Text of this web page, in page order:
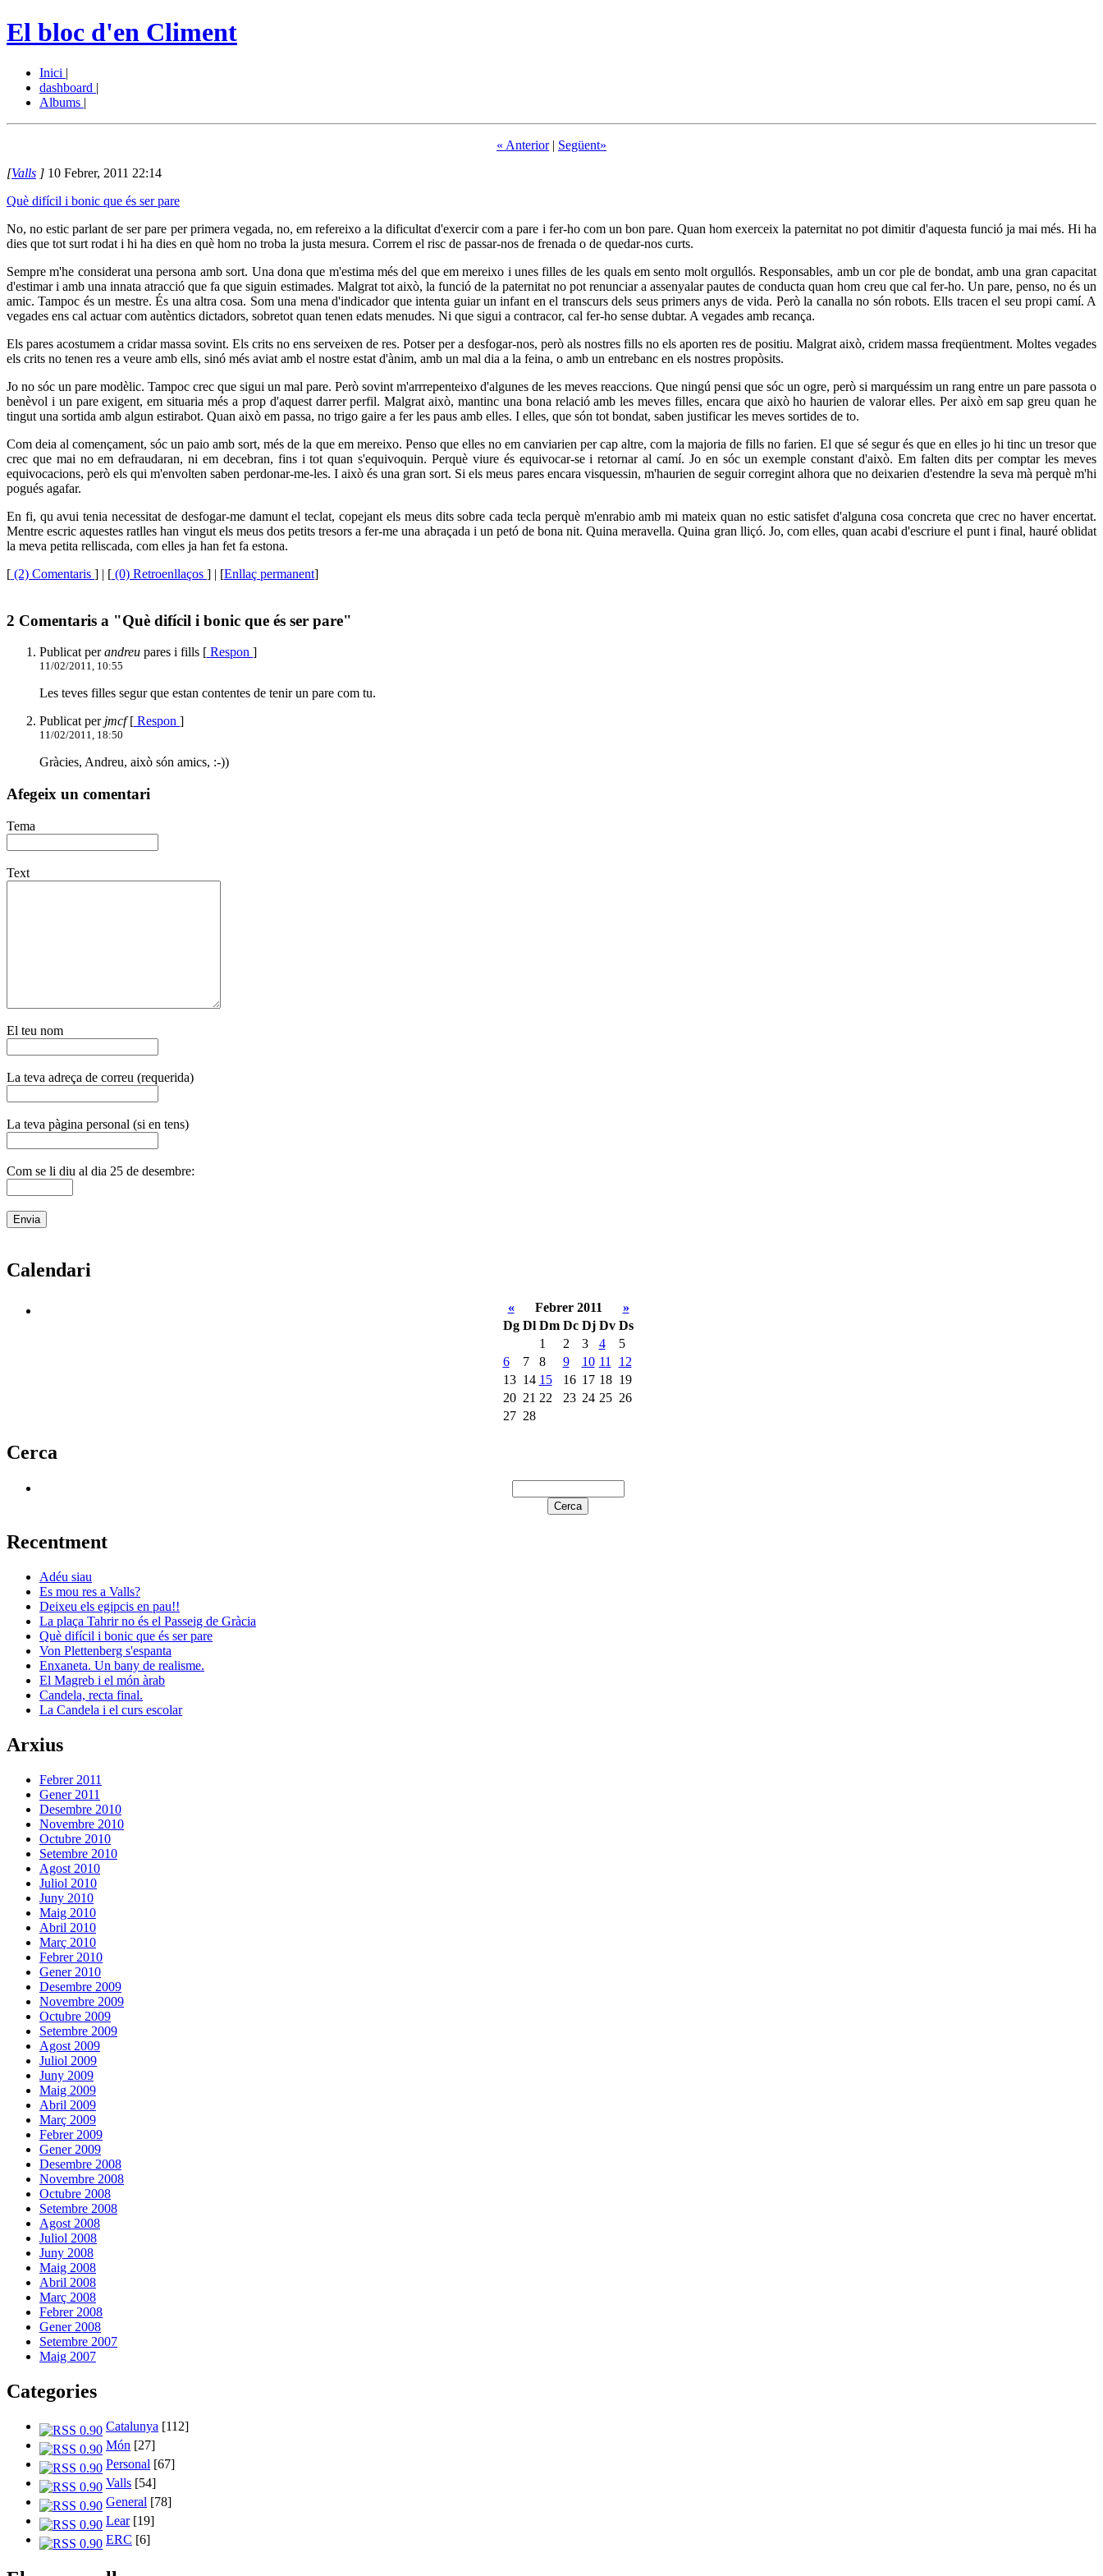
El bloc d'en Climent
Inici |
dashboard |
Albums |
« Anterior| Següent»
[Valls ] 10 Febrer, 2011 22:14
Què difícil i bonic que és ser pare
No, no estic parlant de ser pare per primera vegada, no, em refereixo a la dificultat d'exercir com a pare i fer-ho com un bon pare. Quan hom exerceix la paternitat no pot dimitir d'aquesta funció ja mai més. Hi ha
dies que tot surt rodat i hi ha dies en què hom no troba la justa mesura. Correm el risc de passar-nos de frenada o de quedar-nos curts.
Sempre m'he considerat una persona amb sort. Una dona que m'estima més del que em mereixo i unes filles de les quals em sento molt orgullós. Responsables, amb un cor ple de bondat, amb una gran capacitat
d'estimar i amb una innata atracció que fa que siguin estimades. Malgrat tot això, la funció de la paternitat no pot renunciar a assenyalar pautes de conducta quan hom creu que cal fer-ho. Un pare, penso, no és un
amic. Tampoc és un mestre. És una altra cosa. Som una mena d'indicador que intenta guiar un infant en el transcurs dels seus primers anys de vida. Però la canalla no són robots. Ells tracen el seu propi camí. A
vegades ens cal actuar com autèntics dictadors, sobretot quan tenen edats menudes. Ni que sigui a contracor, cal fer-ho sense dubtar. A vegades amb recança.
Els pares acostumem a cridar massa sovint. Els crits no ens serveixen de res. Potser per a desfogar-nos, però als nostres fills no els aporten res de positiu. Malgrat això, cridem massa freqüentment. Moltes vegades
els crits no tenen res a veure amb ells, sinó més aviat amb el nostre estat d'ànim, amb un mal dia a la feina, o amb un entrebanc en els nostres propòsits.
Jo no sóc un pare modèlic. Tampoc crec que sigui un mal pare. Però sovint m'arrrepenteixo d'algunes de les meves reaccions. Que ningú pensi que sóc un ogre, però si marquéssim un rang entre un pare passota o
benèvol i un pare exigent, em situaria més a prop d'aquest darrer perfil. Malgrat això, mantinc una bona relació amb les meves filles, encara que això ho haurien de valorar elles. Per això em sap greu quan he
tingut una sortida amb algun estirabot. Quan això em passa, no trigo gaire a fer les paus amb elles. I elles, que són tot bondat, saben justificar les meves sortides de to.
Com deia al començament, sóc un paio amb sort, més de la que em mereixo. Penso que elles no em canviarien per cap altre, com la majoria de fills no farien. El que sé segur és que en elles jo hi tinc un tresor que
crec que mai no em defraudaran, ni em decebran, fins i tot quan s'equivoquin. Perquè viure és equivocar-se i retornar al camí. Jo en sóc un exemple constant d'això. Em falten dits per comptar les meves
equivocacions, però els qui m'envolten saben perdonar-me-les. I això és una gran sort. Si els meus pares encara visquessin, m'haurien de seguir corregint alhora que no deixarien d'estendre la seva mà perquè m'hi
pogués agafar.
En fi, qu avui tenia necessitat de desfogar-me damunt el teclat, copejant els meus dits sobre cada tecla perquè m'enrabio amb mi mateix quan no estic satisfet d'alguna cosa concreta que crec no haver encertat.
Mentre escric aquestes ratlles han vingut els meus dos petits tresors a fer-me una abraçada i un petó de bona nit. Quina meravella. Quina gran lliçó. Jo, com elles, quan acabi d'escriure el punt i final, hauré oblidat
la meva petita relliscada, com elles ja han fet fa estona.
[ (2) Comentaris ] | [ (0) Retroenllaços ] | [Enllaç permanent]
2 Comentaris a "Què difícil i bonic que és ser pare"
Publicat perandreu pares i fills [ Respon ]
11/02/2011, 10:55
Les teves filles segur que estan contentes de tenir un pare com tu.
Publicat per jmcf [ Respon ]
11/02/2011, 18:50
Gràcies, Andreu, això són amics, :-))
Afegeix un comentari
Tema
Text
El teu nom
La teva adreça de correu (requerida)
La teva pàgina personal (si en tens)
Com se li diu al dia 25 de desembre:
Calendari
« Febrer 2011
»
Dg Dl Dm Dc Dj Dv Ds
1
2 3 4
5
6
7 8 9 10 11
12
13 14 15 16 17 18 19
20 21 22 23 24 25 26
27 28
Cerca
Recentment
Adéu siau
Es mou res a Valls?
Deixeu els egipcis en pau!!
La plaça Tahrir no és el Passeig de Gràcia
Què difícil i bonic que és ser pare
Von Plettenberg s'espanta
Enxaneta. Un bany de realisme.
El Magreb i el món àrab
Candela, recta final.
La Candela i el curs escolar
Arxius
Febrer 2011
Gener 2011
Desembre 2010
Novembre 2010
Octubre 2010
Setembre 2010
Agost 2010
Juliol 2010
Juny 2010
Maig 2010
Abril 2010
Març 2010
Febrer 2010
Gener 2010
Desembre 2009
Novembre 2009
Octubre 2009
Setembre 2009
Agost 2009
Juliol 2009
Juny 2009
Maig 2009
Abril 2009
Març 2009
Febrer 2009
Gener 2009
Desembre 2008
Novembre 2008
Octubre 2008
Setembre 2008
Agost 2008
Juliol 2008
Juny 2008
Maig 2008
Abril 2008
Març 2008
Febrer 2008
Gener 2008
Setembre 2007
Maig 2007
Categories
Catalunya [112]
Món [27]
Personal [67]
Valls [54]
General [78]
Lear[19]
ERC [6]